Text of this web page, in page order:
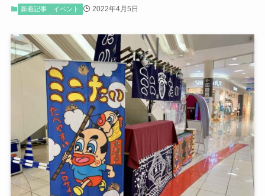
新着記事 イベント 2022年4月5日